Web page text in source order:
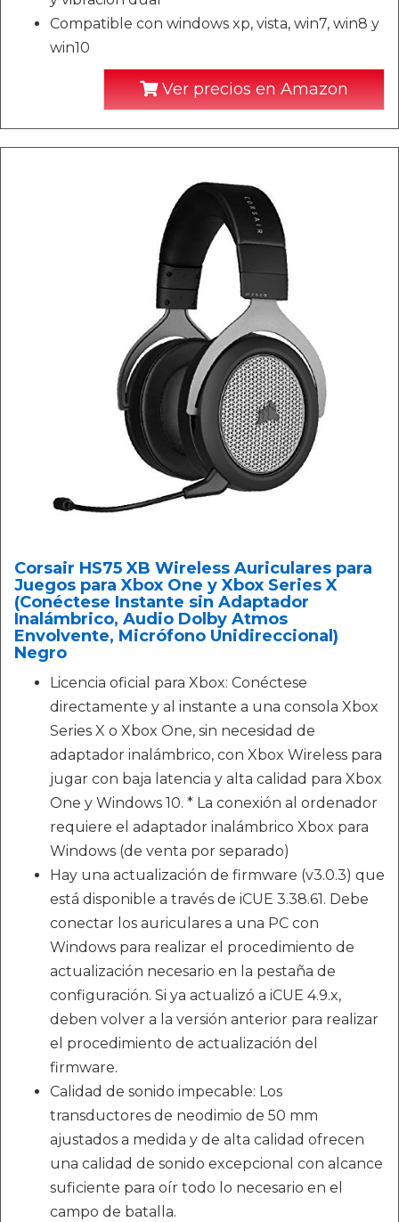
Compatible con windows xp, vista, win7, win8 y
win10
Ver precios en Amazon
Corsair HS75 XB Wireless Auriculares para
Juegos para Xbox One y Xbox Series X
(Conéctese Instante sin Adaptador
Inalámbrico, Audio Dolby Atmos
Envolvente, Micrófono Unidireccional)
Negro
Licencia oficial para Xbox: Conéctese
directamente y al instante a una consola Xbox
Series X o Xbox One, sin necesidad de
adaptador inalámbrico, con Xbox Wireless para
jugar con baja latencia y alta calidad para Xbox
One y Windows 10. * La conexión al ordenador
requiere el adaptador inalámbrico Xbox para
Windows (de venta por separado)
Hay una actualización de firmware (v3.0.3) que
está disponible a través de iCUE 3.38.61. Debe
conectar los auriculares a una PC con
Windows para realizar el procedimiento de
actualización necesario en la pestaña de
configuración. Si ya actualizó a iCUE 4.9.x,
deben volver a la versión anterior para realizar
el procedimiento de actualización del
firmware.
Calidad de sonido impecable: Los
transductores de neodimio de 50 mm
ajustados a medida y de alta calidad ofrecen
una calidad de sonido excepcional con alcance
suficiente para oír todo lo necesario en el
campo de batalla.